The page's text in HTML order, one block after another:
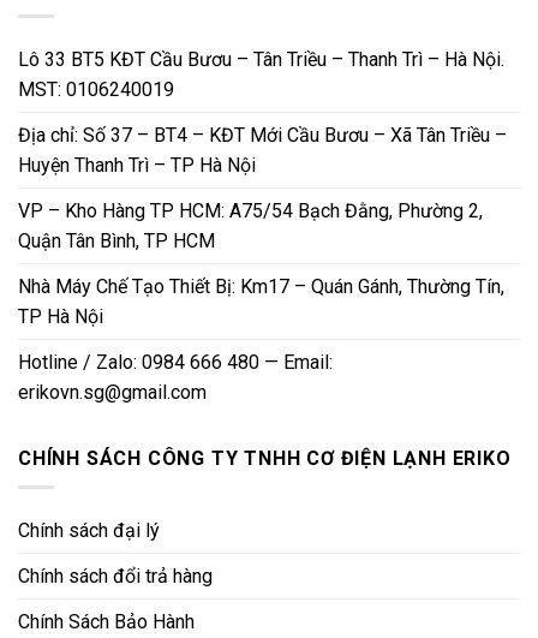
Lô 33 BT5 KĐT Cầu Bươu – Tân Triều – Thanh Trì – Hà Nội.
MST: 0106240019
Địa chỉ: Số 37 – BT4 – KĐT Mới Cầu Bươu – Xã Tân Triều –
Huyện Thanh Trì – TP Hà Nội
VP – Kho Hàng TP HCM: A75/54 Bạch Đằng, Phường 2,
Quận Tân Bình, TP HCM
Nhà Máy Chế Tạo Thiết Bị: Km17 – Quán Gánh, Thường Tín,
TP Hà Nội
Hotline / Zalo: 0984 666 480 — Email:
erikovn.sg@gmail.com
CHÍNH SÁCH CÔNG TY TNHH CƠ ĐIỆN LẠNH ERIKO
Chính sách đại lý
Chính sách đổi trả hàng
Chính Sách Bảo Hành